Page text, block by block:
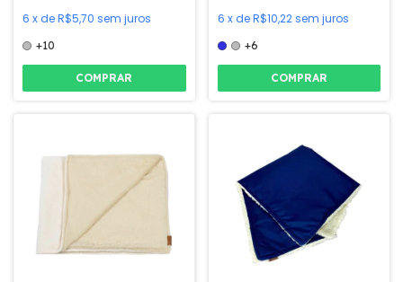
6 x deR$5,70 sem juros
+10
COMPRAR
6 x deR$10,22 sem juros
+6
COMPRAR